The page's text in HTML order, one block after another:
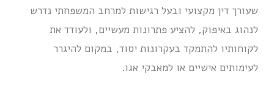
שעורך דין מקצועי ובעל רגישות למרחב המשפחתי נדרש
לנהוג באיפוק, להציע פתרונות מעשיים, ולעודד את
לקוחותיו להתמקד בעקרונות יסוד, במקום להיגרר
לעימותים אישיים או למאבקי אגו.